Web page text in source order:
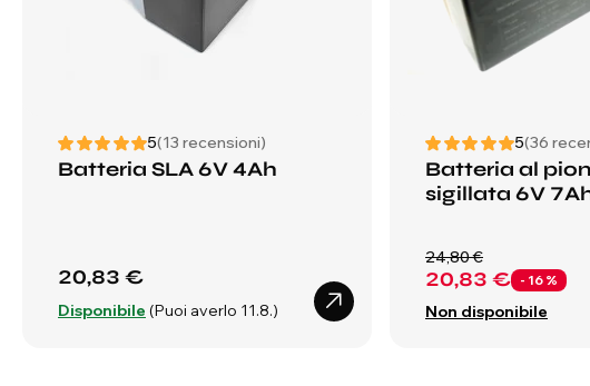
5(13 recensioni)
Batteria SLA 6V 4Ah
20,83 €
Disponibile (Puoi averlo 11.8.)
5(36
Batteria al
sigillata 6V
20,83 € - 16 %
24,80 €
Non disponibile